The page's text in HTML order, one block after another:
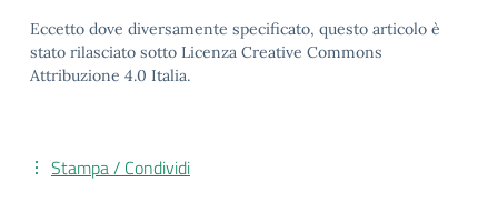
Eccetto dove diversamente specificato, questo articolo è
stato rilasciato sotto Licenza Creative Commons
Attribuzione 4.0 Italia.
Stampa / Condividi